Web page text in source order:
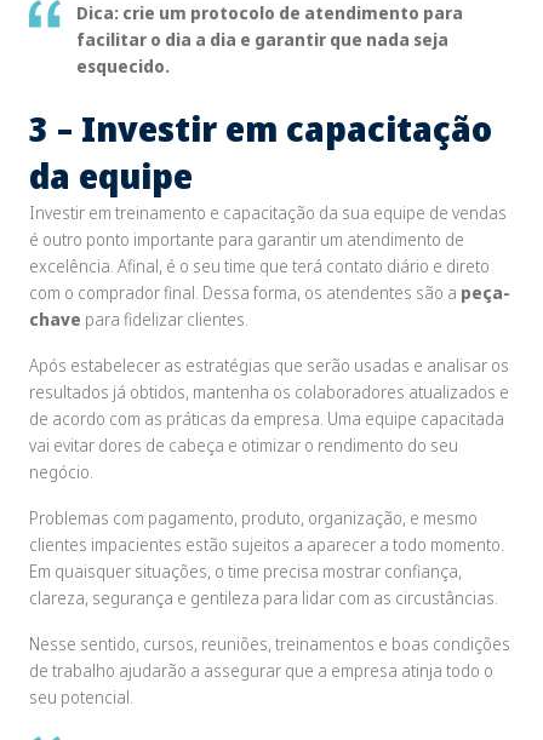
Dica: crie um protocolo de atendimento para
facilitar o dia a dia e garantir que nada seja
esquecido.
3 – Investir em capacitação
da equipe
Investir em treinamento e capacitação da sua equipe de vendas
é outro ponto importante para garantir um atendimento de
excelência. Afinal, é o seu time que terá contato diário e direto
com o comprador final. Dessa forma, os atendentes são a peça-
chave para fidelizar clientes.
Após estabelecer as estratégias que serão usadas e analisar os
resultados já obtidos, mantenha os colaboradores atualizados e
de acordo com as práticas da empresa. Uma equipe capacitada
vai evitar dores de cabeça e otimizar o rendimento do seu
negócio.
Problemas com pagamento, produto, organização, e mesmo
clientes impacientes estão sujeitos a aparecer a todo momento.
Em quaisquer situações, o time precisa mostrar confiança,
clareza, segurança e gentileza para lidar com as circustâncias.
Nesse sentido, cursos, reuniões, treinamentos e boas condições
de trabalho ajudarão a assegurar que a empresa atinja todo o
seu potencial.